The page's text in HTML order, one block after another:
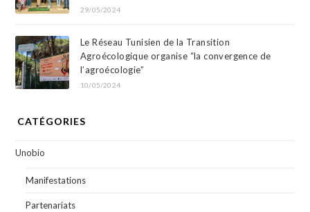
29/05/2024
Le Réseau Tunisien de la Transition
Agroécologique organise “la convergence de
l’agroécologie”
10/05/2024
CATÉGORIES
Unobio
Manifestations
Partenariats